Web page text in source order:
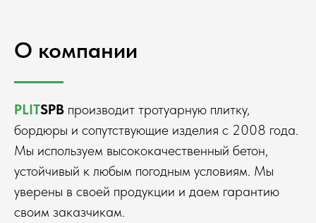
О компании
PLITSPB производит тротуарную плитку,
бордюры и сопутствующие изделия с 2008 года.
Мы используем высококачественный бетон,
устойчивый к любым погодным условиям. Мы
уверены в своей продукции и даем гарантию
своим заказчикам.